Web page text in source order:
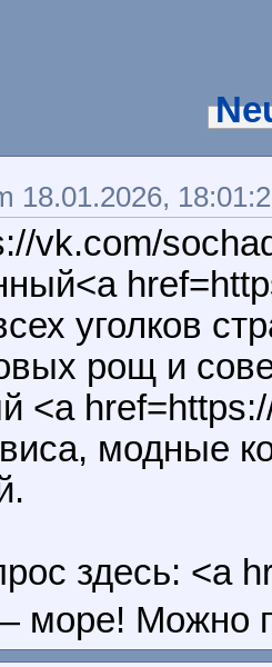
18.01.2026,
vk.com/
уголков
рощ и
<a
модные
здесь: <a
море! Можно